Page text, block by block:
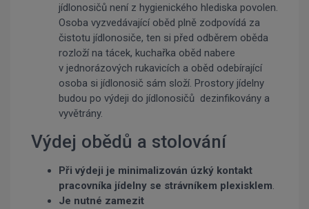
jídlonosičů není z hygienického hlediska povolen.
Osoba vyzvedávající oběd plně zodpovídá za
čistotu jídlonosiče, ten si před odběrem oběda
rozloží na tácek, kuchařka oběd nabere
v jednorázových rukavicích a oběd odebírající
osoba si jídlonosič sám složí. Prostory jídelny
budou po výdeji do jídlonosičů dezinfikovány a
vyvětrány.
Výdej obědů a stolování
Při výdeji je minimalizován úzký kontakt
pracovníka jídelny se strávníkem plexisklem.
Je nutné zamezit